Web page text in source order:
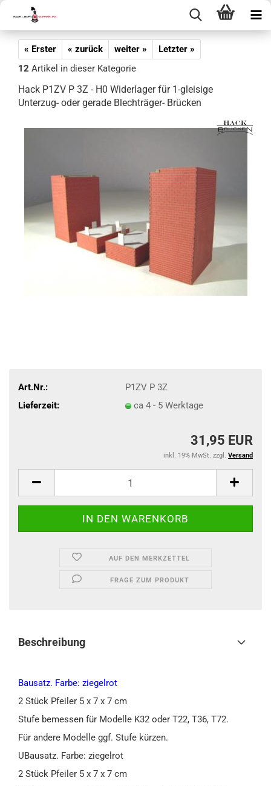
« Erster « zurück weiter »
Letzter »
12 Artikel in dieser Kategorie
Hack P1ZV P 3Z - H0 Widerlager für 1-gleisige
Unterzug- oder gerade Blechträger- Brücken
Art.Nr.:
P1ZV P 3Z
Lieferzeit:
ca 4 - 5 Werktage
31,95 EUR
inkl. 19% MwSt. zzgl. Versand
AUF DEN MERKZETTEL
FRAGE ZUM PRODUKT
Beschreibung
Bausatz. Farbe: ziegelrot
2 Stück Pfeiler 5 x 7 x 7 cm
Stufe bemessen für Modelle K32 oder T22, T36, T72.
Für andere Modelle ggf. Stufe kürzen.
UBausatz. Farbe: ziegelrot
2 Stück Pfeiler 5 x 7 x 7 cm